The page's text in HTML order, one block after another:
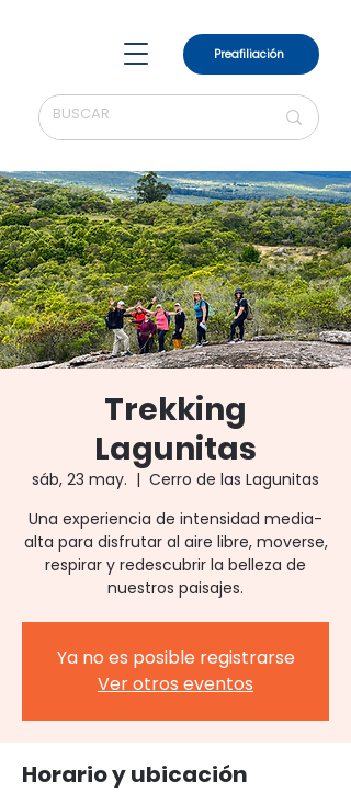
Preafiliación
Trekking
Lagunitas
sáb, 23 may.
  |
Cerro de las Lagunitas
Una experiencia de intensidad media-
alta para disfrutar al aire libre, moverse,
respirar y redescubrir la belleza de
nuestros paisajes.
Ya no es posible registrarse
Ver otros eventos
Horario y ubicación